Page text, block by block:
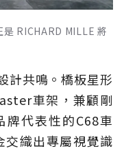
RICHARD MILLE 將
計共鳴。橋板星形
車架，兼顧剛
代表性的C68車
織出專屬視覺識